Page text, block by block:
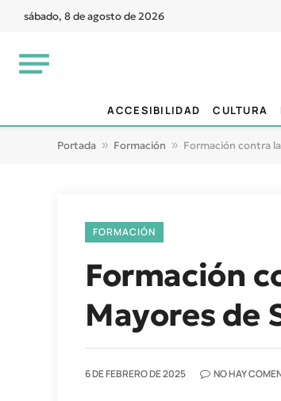
sábado, 8 de agosto de 2026
ACCESIBILIDAD CULTURA
Portada » Formación » Formación contra
FORMACIÓN
Formación
Mayores de
6 DE FEBRERO DE 2025 NO HAY